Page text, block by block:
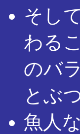
そし
わる
のバ
とぶ
魚人